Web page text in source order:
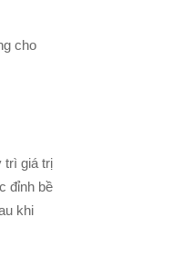
cho
trì giá trị
đỉnh bề
khi